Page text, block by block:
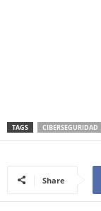
TAGS CIBERSEGURIDAD
Share